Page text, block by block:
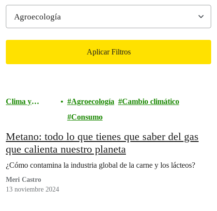
Aplicar Filtros
Clima y
Agroecología
Cambio climático
Consumo
Metano: todo lo que tienes que saber del gas
que calienta nuestro planeta
¿Cómo contamina la industria global de la carne y los lácteos?
Meri Castro
13 noviembre 2024